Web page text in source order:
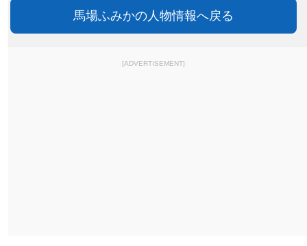
馬場ふみかの人物情報へ戻る
[ADVERTISEMENT]